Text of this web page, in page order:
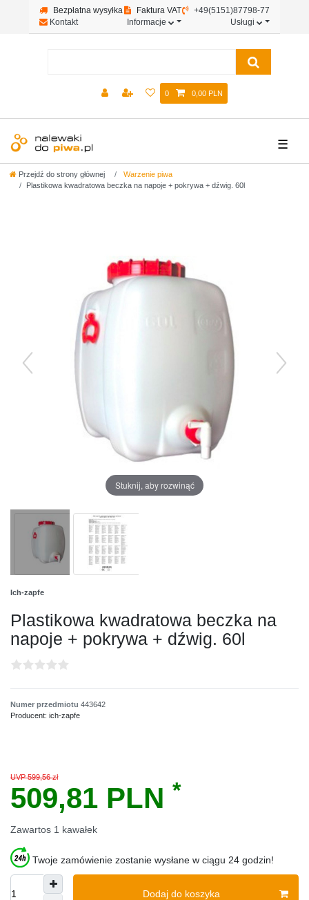
Bezpłatna wysyłka Faktura VAT
+49(5151)87798-77
Kontakt
Informacje Usługi
0 0,00 PLN
☰
Przejdź do strony głównej
Warzenie piwa
Plastikowa kwadratowa beczka na napoje + pokrywa + dźwig. 60l
Stuknij, aby rozwinąć
Ich-zapfe
Plastikowa kwadratowa beczka na
napoje + pokrywa + dźwig. 60l
Numer przedmiotu 443642
Producent: ich-zapfe
UVP 599,56 zł
509,81 PLN *
Zawartos 1 kawałek
Twoje zamówienie zostanie wysłane w ciągu 24 godzin!
Dodaj do koszyka